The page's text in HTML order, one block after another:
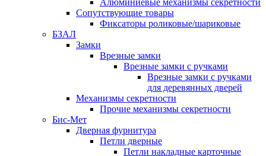
Алюминиевые механизмы секретности
Сопутствующие товары
Фиксаторы роликовые/шариковые
БЗАЛ
Замки
Врезные замки
Врезные замки с ручками
Врезные замки с ручками
для деревянных дверей
Механизмы секретности
Прочие механизмы секретности
Бис-Мет
Дверная фурнитура
Петли дверные
Петли накладные карточные